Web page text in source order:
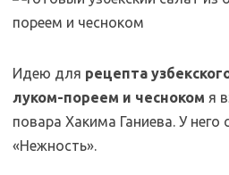
Идею для рецепта
луком-пореем и чесноком я
повара Хакима Ганиева. У него
«Нежность».